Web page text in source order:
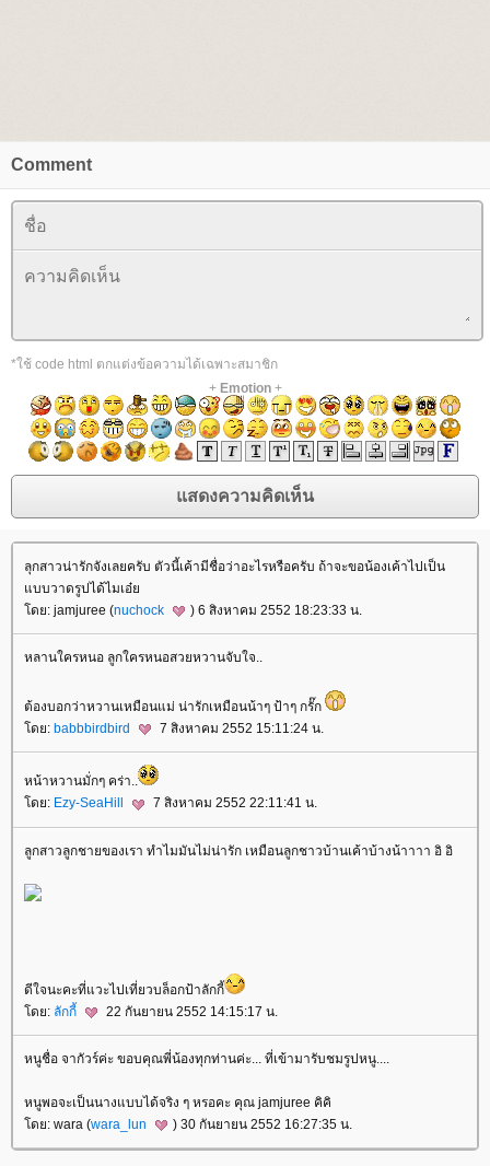
Comment
*ใช้ code html ตกแต่งข้อความได้เฉพาะสมาชิก
+ Emotion+
ลุกสาวน่ารักจังเลยครับ ตัวนี้เค้ามีชื่อว่าอะไรหรือครับ ถ้าจะขอน้องเค้าไปเป็น
บบวาดรูปได้ไมเอ๋
ดย: jamjuree (nuchock ) 6 สิงหาคม 2552 18:23:33 น.
หลานใครหนอ ลูกใครหนอสวยหวานจับใจ..
ต้องบอกว่าหวานเหมือนแม่ น่ารักเหมือนน้าๆ ป้าๆ กรั๊ก
ดย: babbbirdbird 7 สิงหาคม 2552 15:11:24 น.
หน้าหวานมั่กๆ คร่า..
ดย: Ezy-SeaHill 7 สิงหาคม 2552 22:11:41 น.
ลูกสาวลูกชายของเรา ทำไมมันไม่น่ารัก เหมือนลูกชาวบ้านเค้าบ้างน้าาาา อิ อิ
ดีใจนะคะที่แวะไปเที่ยวบล็อกป้าลักกี้
ดย: ลักกี้ 22 กันยายน 2552 14:15:17 น.
หนูชื่อ จากัวร์ค่ะ ขอบคุณพี่น้องทุกท่านค่ะ... ที่เข้ามารับชมรูปหนู....
หนูพอจะเป็นนางแบบได้จริง ๆ หรอคะ คุณ jamjuree คิคิ
ดย: wara (wara_lun ) 30 กันยายน 2552 16:27:35 น.